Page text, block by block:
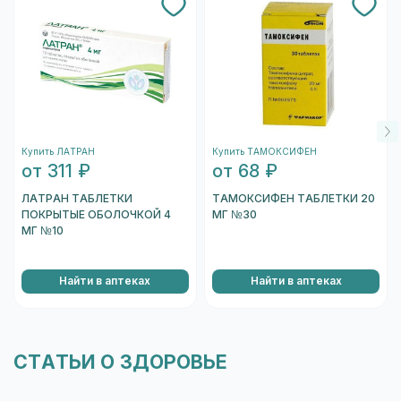
врачом: показания и дозировки у аналогов
могут отличаться.
Купить ЛАТРАН
от 311 ₽
ЛАТРАН ТАБЛЕТКИ
ПОКРЫТЫЕ ОБОЛОЧКОЙ 4
МГ №10
Найти в аптеках
Купить ТАМОКСИФЕН
от 68 ₽
ТАМОКСИФЕН ТАБЛЕТКИ 20
МГ №30
Найти в аптеках
СТАТЬИ О ЗДОРОВЬЕ